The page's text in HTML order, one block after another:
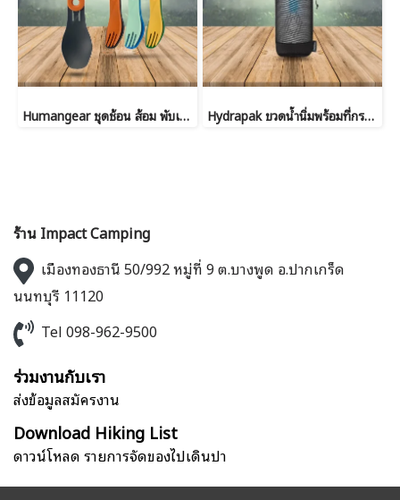
Humangear ชุดช้อน ส้อม พับเล็ก BIO SPIN Hydrapak ขวดน้ำนิ่มพร้อมที่กรอง PackFlask+™ 750ml
ร้าน Impact Camping
เมืองทองธานี 50/992 หมู่ที่ 9 ต.บางพูด อ.ปากเกร็ด
นนทบุรี 11120
Tel 098-962-9500
ร่วมงานกับเรา
ส่งข้อมูลสมัครงาน
Download Hiking List
ดาวน์โหลด รายการจัดของไปเดินป่า